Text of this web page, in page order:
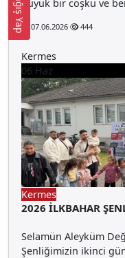
Bağış Yapbüyük bir coşku ve
07.06.2026 444
Kermes
06 Haz
Kermes
2026 İLKBAHAR
Selamün Aleyküm
Şenliğimizin ikinci